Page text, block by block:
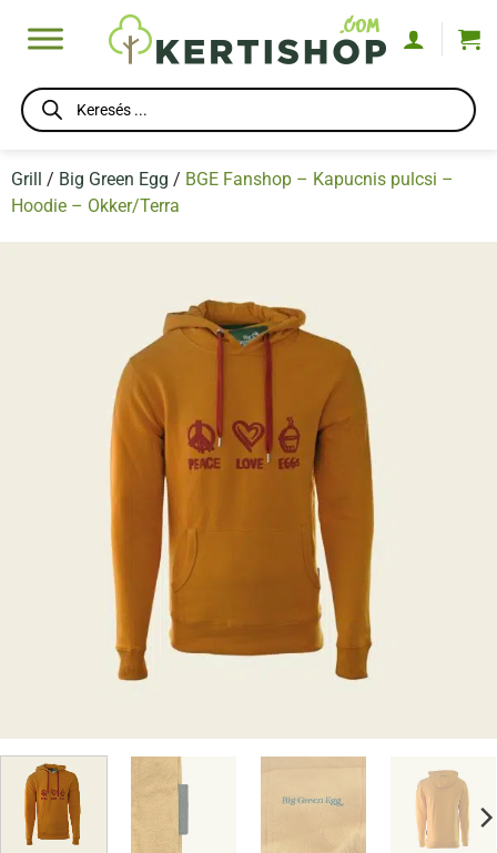
Products
search
Grill / Big Green Egg / BGE Fanshop – Kapucnis pulcsi –
Hoodie – Okker/Terra